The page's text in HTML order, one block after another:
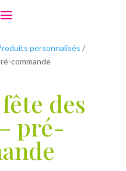
personnalisés /
commande
des
pré-